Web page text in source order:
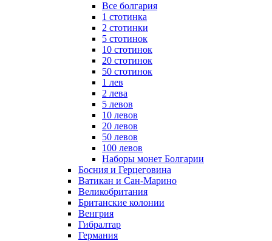
Все болгария
1 стотинка
2 стотинки
5 стотинок
10 стотинок
20 стотинок
50 стотинок
1 лев
2 лева
5 левов
10 левов
20 левов
50 левов
100 левов
Наборы монет Болгарии
Босния и Герцеговина
Ватикан и Сан-Марино
Великобритания
Британские колонии
Венгрия
Гибралтар
Германия